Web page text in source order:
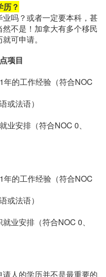
历？
吗？或者一定要本科，甚
不是！加拿大有多个移民
可申请。
项目
的工作经验（符合NOC
或法语）
业安排（符合NOC 0、
的工作经验（符合NOC
或法语）
业安排（符合NOC 0、
人的学历并不是最重要的